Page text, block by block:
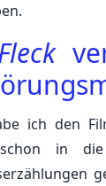
ich den
in